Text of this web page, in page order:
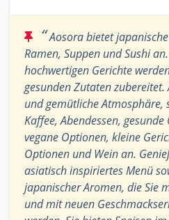
“Aosora bietet
Ramen, Suppen und Sushi
hochwertigen Gerichte
gesunden Zutaten
und gemütliche Atmosphäre,
Kaffee, Abendessen,
vegane Optionen, kleine
Optionen und Wein an.
asiatisch inspiriertes Menü
japanischer Aromen, die Sie
und mit neuen